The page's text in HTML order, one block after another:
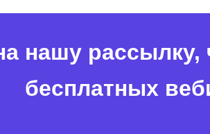
нашу рассылку,
бесплатных